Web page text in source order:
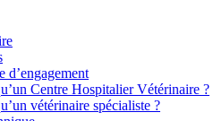
d’engagement
Centre Hospitalier Vétérinaire ?
vétérinaire spécialiste ?